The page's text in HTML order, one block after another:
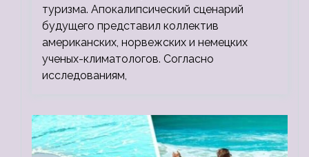
туризма. Апокалипсический сценарий
будущего представил коллектив
американских, норвежских и немецких
ученых-климатологов. Согласно
исследованиям,